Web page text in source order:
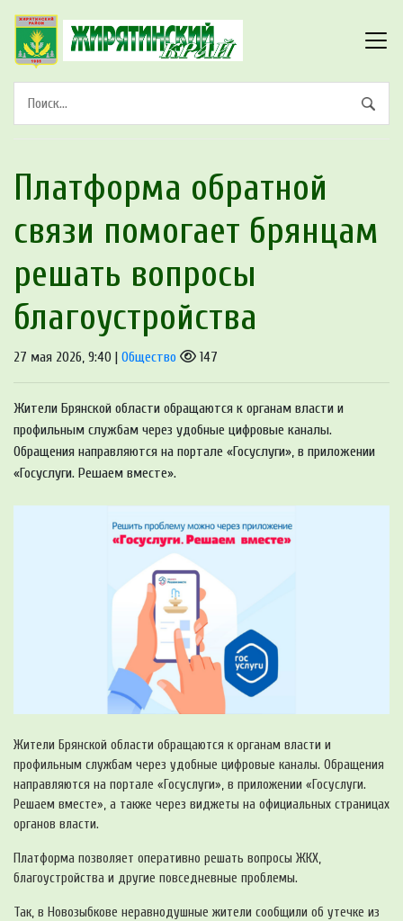
Платформа обратной
связи помогает брянцам
решать вопросы
благоустройства
27 мая 2026, 9:40 | Общество 147
Жители Брянской области обращаются к органам власти и
профильным службам через удобные цифровые каналы.
Обращения направляются на портале «Госуслуги», в приложении
«Госуслуги. Решаем вместе».
Жители Брянской области обращаются к органам власти и
профильным службам через удобные цифровые каналы. Обращения
направляются на портале «Госуслуги», в приложении «Госуслуги.
Решаем вместе», а также через виджеты на официальных страницах
органов власти.
Платформа позволяет оперативно решать вопросы ЖКХ,
благоустройства и другие повседневные проблемы.
Так, в Новозыбкове неравнодушные жители сообщили об утечке из